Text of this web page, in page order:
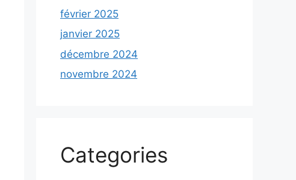
février 2025
janvier 2025
décembre 2024
novembre 2024
Categories